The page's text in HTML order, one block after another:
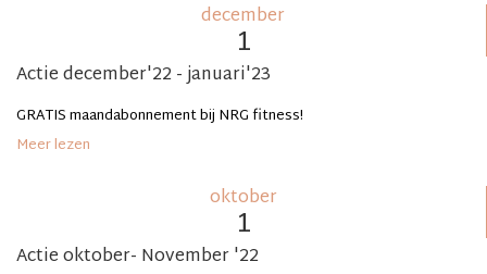
december
1
Actie december'22 - januari'23
GRATIS maandabonnement bij NRG fitness!
Meer lezen
oktober
1
Actie oktober- November '22